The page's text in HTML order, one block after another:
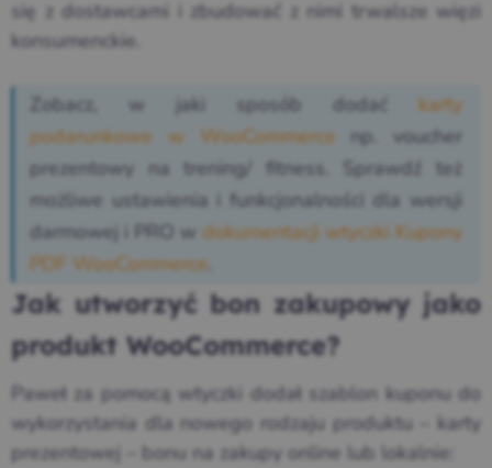
się z dostawcami i zbudować z nimi trwalsze więzi
konsumenckie.
Zobacz, w jaki sposób dodać karty
podarunkowe w WooCommerce np. voucher
prezentowy na trening/ fitness. Sprawdź też
możliwe ustawienia i funkcjonalności dla wersji
darmowej i PRO w dokumentacji wtyczki Kupony
PDF WooCommerce
Jak utworzyć bon zakupowy jako
produkt WooCommerce?
Paweł za pomocą wtyczki dodał szablon kuponu do
wykorzystania dla nowego rodzaju produktu – karty
prezentowej – bonu na zakupy online lub lokalnie: